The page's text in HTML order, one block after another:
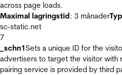
across page loads.
Maximal lagringstid: 3 månaderTyp
sc-static.net
7
_schn1Sets a unique ID for the
advertisers to target the visitor with
pairing service is provided by third